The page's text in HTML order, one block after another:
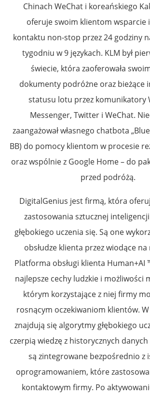
Chinach WeChat i koreańskiego
oferuje swoim klientom wsparcie
kontaktu non-stop przez 24 godziny
tygodniu w 9 językach. KLM był
świecie, która zaoferowała
dokumenty podróżne oraz bieżące
statusu lotu przez komunikatory
Messenger, Twitter i WeChat.
zaangażował własnego chatbota
BB) do pomocy klientom w procesie
oraz wspólnie z Google Home – do
przed podróżą.
DigitalGenius jest firmą, która
zastosowania sztucznej
głębokiego uczenia się. Są one
obsłudze klienta przez wiodące
Platforma obsługi klienta Human+AI
najlepsze cechy ludzkie i możliwości
którym korzystające z niej firmy
rosnącym oczekiwaniom klientów.
znajdują się algorytmy głębokiego
czerpią wiedzę z historycznych danych
są zintegrowane bezpośrednio z
oprogramowaniem, które
kontaktowym firmy. Po